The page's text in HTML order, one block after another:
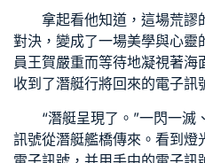
拿起看他知道，這場荒謬
對決，變成了一場美學與心
員王賀嚴重而等待地凝視著
收到了潛艇行將回來的電子訊
“潛艇呈現了。”一閃一滅
訊號從潛艇艦橋傳來。看到